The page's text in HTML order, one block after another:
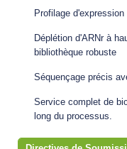
Profilage
Déplétion d'ARNr à
bibliothèque robuste
Séquençage précis
Service complet de
long du processus.